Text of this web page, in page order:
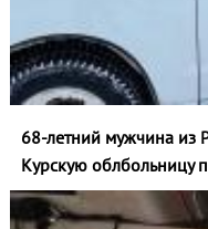
68-летний мужчина из
Курскую облбольницу